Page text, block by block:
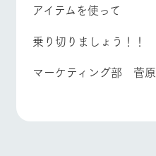
アイテムを使って
乗り切りましょう！！
マーケティング部 菅原